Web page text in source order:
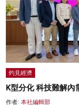
灼見經濟
K型分化 科技難解內
作者: 本社編輯部